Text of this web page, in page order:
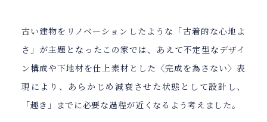
古い建物をリノベーションしたような「古着的な心地よ
さ」が主題となったこの家では、あえて不定型なデザイ
ン構成や下地材を仕上素材とした〈完成を為さない〉表
現により、あらかじめ減衰させた状態として設計し、
「趣き」までに必要な過程が近くなるよう考えました。